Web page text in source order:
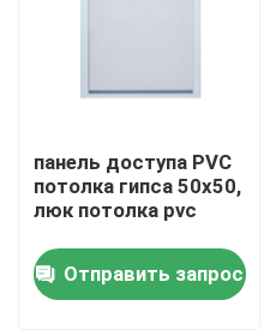
панель доступа PVC
потолка гипса 50x50,
люк потолка pvc
Отправить запрос